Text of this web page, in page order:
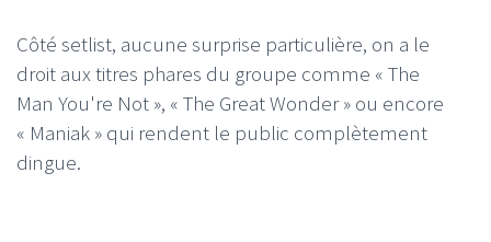
Côté setlist, aucune surprise particulière, on a le
droit aux titres phares du groupe comme « The
Man You're Not », « The Great Wonder » ou encore
« Maniak » qui rendent le public complètement
dingue.